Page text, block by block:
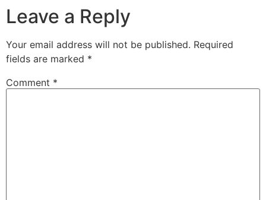
Leave a Reply
Your email address will not be published. Required
fields are marked *
Comment *